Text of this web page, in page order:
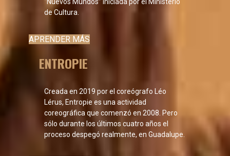
de Cultura.
APRENDER MÁS
ENTROPIE
Creada en 2019 por el coreógrafo Léo
Lérus, Entropie es una actividad
coreográfica que comenzó en 2008. Pero
sólo durante los últimos cuatro años el
proceso despegó realmente, en Guadalupe.